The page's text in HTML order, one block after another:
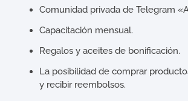
Comunidad privada de Telegram
Capacitación mensual.
Regalos y aceites de bonificación.
La posibilidad de comprar
y recibir reembolsos.